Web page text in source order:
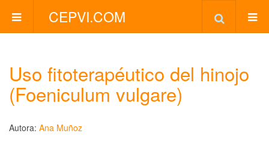
CEPVI.COM
Uso fitoterapéutico del hinojo
(Foeniculum vulgare)
Autora: Ana Muñoz